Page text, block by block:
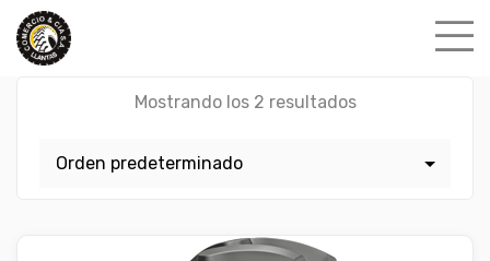
Skip
content
Mostrando los 2 resultados